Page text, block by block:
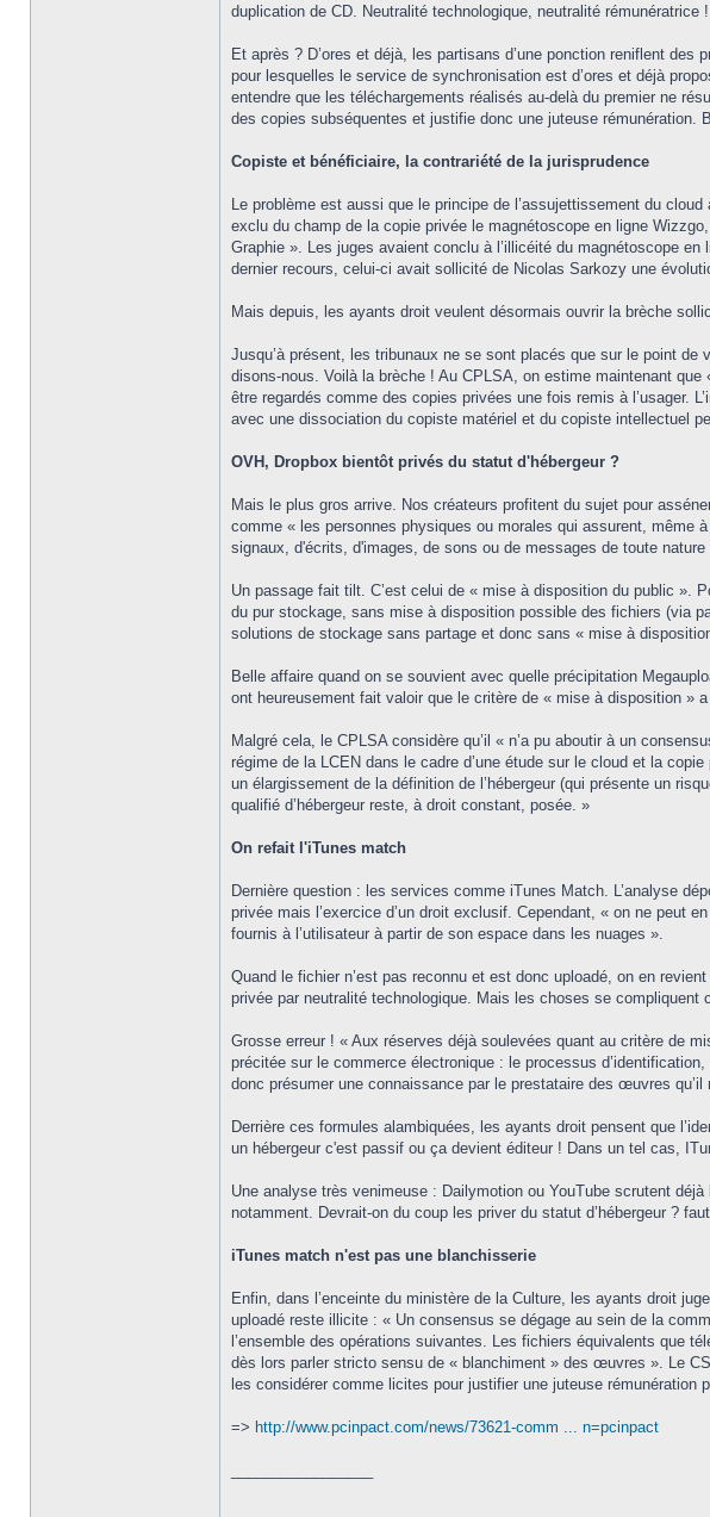
duplication de CD. Neutralité technologique, neutralité rémunératrice !
Et après ? D’ores et déjà, les partisans d’une ponction reniflent
pour lesquelles le service de synchronisation est d’ores et déjà
entendre que les téléchargements réalisés au-delà du premier ne
des copies subséquentes et justifie donc une juteuse rémunération.
Copiste et bénéficiaire, la contrariété de la jurisprudence
Le problème est aussi que le principe de l’assujettissement du
exclu du champ de la copie privée le magnétoscope en ligne
Graphie ». Les juges avaient conclu à l’illicéité du magnétoscope
dernier recours, celui-ci avait sollicité de Nicolas Sarkozy une
Mais depuis, les ayants droit veulent désormais ouvrir la brèche
Jusqu’à présent, les tribunaux ne se sont placés que sur le point
disons-nous. Voilà la brèche ! Au CPLSA, on estime maintenant
être regardés comme des copies privées une fois remis à l’usager.
avec une dissociation du copiste matériel et du copiste intellectuel
OVH, Dropbox bientôt privés du statut d'hébergeur ?
Mais le plus gros arrive. Nos créateurs profitent du sujet pour
comme « les personnes physiques ou morales qui assurent, même
signaux, d'écrits, d'images, de sons ou de messages de toute
Un passage fait tilt. C’est celui de « mise à disposition du public ».
du pur stockage, sans mise à disposition possible des fichiers (via
solutions de stockage sans partage et donc sans « mise à
Belle affaire quand on se souvient avec quelle précipitation
ont heureusement fait valoir que le critère de « mise à disposition »
Malgré cela, le CPLSA considère qu’il « n’a pu aboutir à un
régime de la LCEN dans le cadre d’une étude sur le cloud et la
un élargissement de la définition de l’hébergeur (qui présente un
qualifié d’hébergeur reste, à droit constant, posée. »
On refait l'iTunes match
Dernière question : les services comme iTunes Match. L’analyse
privée mais l’exercice d’un droit exclusif. Cependant, « on ne peut
fournis à l’utilisateur à partir de son espace dans les nuages ».
Quand le fichier n’est pas reconnu et est donc uploadé, on en
privée par neutralité technologique. Mais les choses se
Grosse erreur ! « Aux réserves déjà soulevées quant au critère de
précitée sur le commerce électronique : le processus
donc présumer une connaissance par le prestataire des œuvres qu’il
Derrière ces formules alambiquées, les ayants droit pensent que
un hébergeur c'est passif ou ça devient éditeur ! Dans un tel cas,
Une analyse très venimeuse : Dailymotion ou YouTube scrutent
notamment. Devrait-on du coup les priver du statut d’hébergeur ?
iTunes match n'est pas une blanchisserie
Enfin, dans l’enceinte du ministère de la Culture, les ayants droit
uploadé reste illicite : « Un consensus se dégage au sein de la
l’ensemble des opérations suivantes. Les fichiers équivalents que
dès lors parler stricto sensu de « blanchiment » des œuvres ». Le
les considérer comme licites pour justifier une juteuse rémunération
=> http://www.pcinpact.com/news/73621-comm ... n=pcinpact